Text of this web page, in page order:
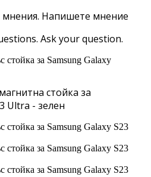
Напишете мнение
Ask your question.
стойка за
Ultra - зелен